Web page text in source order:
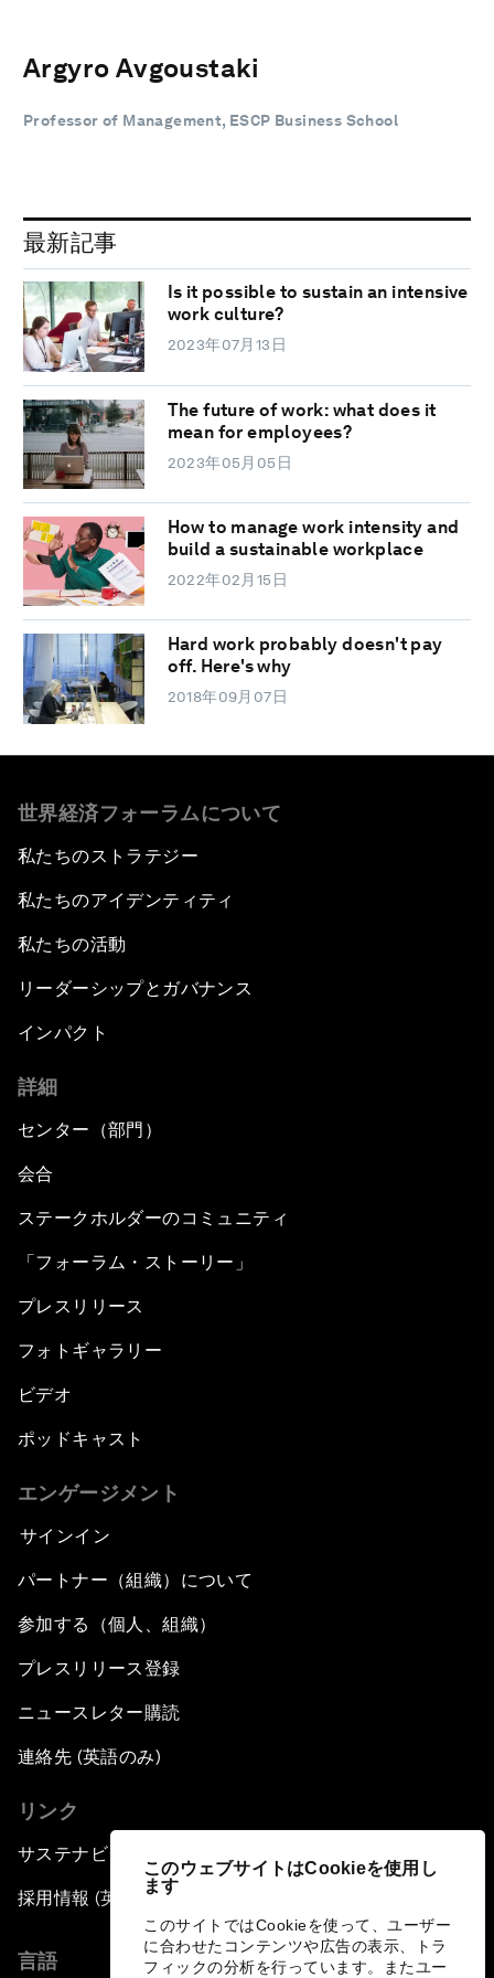
このウェブサイトはCookieを使用し
ます
このサイトではCookieを使って、ユーザー
に合わせたコンテンツや広告の表示、トラ
フィックの分析を行っています。またユー
Argyro Avgoustaki
Professor of Management, ESCP Business School
最新記事
Is it possible to sustain an intensive
work culture?
2023年07月13日
The future of work: what does it
mean for employees?
2023年05月05日
How to manage work intensity and
build a sustainable workplace
2022年02月15日
Hard work probably doesn't pay
off. Here's why
2018年09月07日
世界経済フォーラムについて
私たちのストラテジー
私たちのアイデンティティ
私たちの活動
リーダーシップとガバナンス
インパクト
詳細
センター（部門）
会合
ステークホルダーのコミュニティ
「フォーラム・ストーリー」
プレスリリース
フォトギャラリー
ビデオ
ポッドキャスト
エンゲージメント
サインイン
パートナー（組織）について
参加する（個人、組織）
プレスリリース登録
ニュースレター購読
連絡先 (英語のみ)
リンク
サステナビリティへの取り組み
採用情報 (英語のみ)
言語